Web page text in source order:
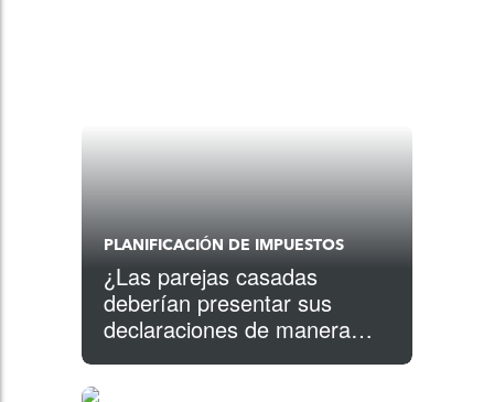
PLANIFICACIÓN DE IMPUESTOS
¿Las parejas casadas
deberían presentar sus
declaraciones de manera